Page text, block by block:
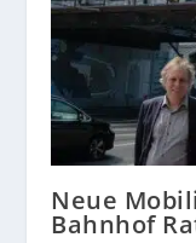
Neue
Bahnhof